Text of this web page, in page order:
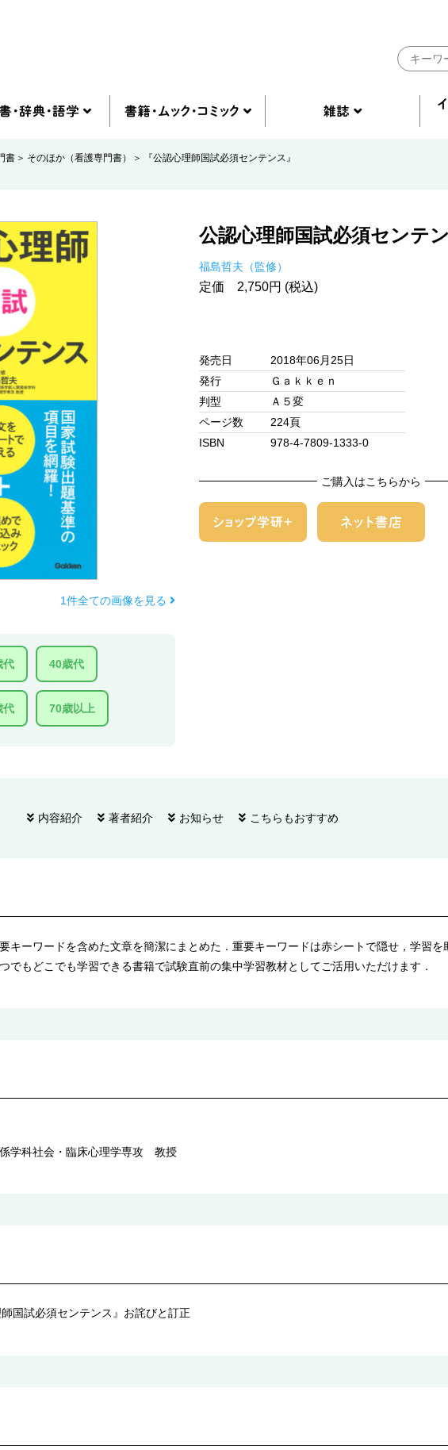
書 そのほか（看護専門書） 『公認心理師国試必須センテンス』
1件全ての画像を見る
代 40歳代
代 70歳以上
公認心理師国試必須センテ
福島哲夫（監修）
定価 2,750円 (税込)
発売日
2018年06月25日
発行
Ｇａｋｋｅｎ
判型
Ａ５変
ページ数
224頁
ISBN
978-4-7809-1333-0
ご購入はこちらから
内容紹介 著者紹介 お知らせ こちらもおすすめ
キーワードを含めた文章を簡潔にまとめた．重要キーワードは赤シートで隠せ，学習を
でもどこでも学習できる書籍で試験直前の集中学習教材としてご活用いただけます．
学科社会・臨床心理学専攻 教授
師国試必須センテンス』お詫びと訂正